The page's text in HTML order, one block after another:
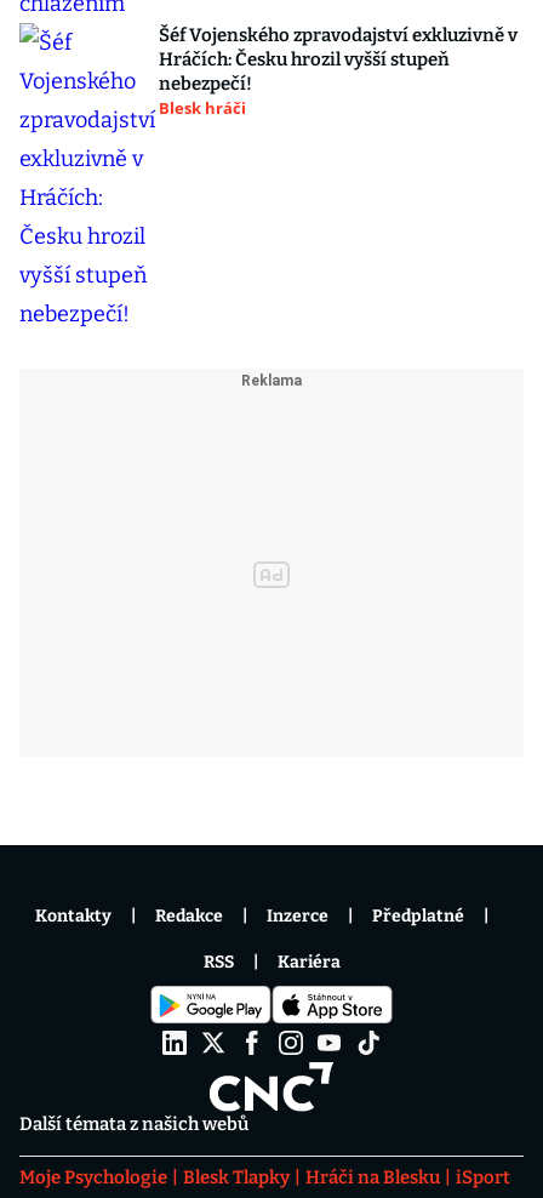
Šéf Vojenského zpravodajství exkluzivně v
Hráčích: Česku hrozil vyšší stupeň
nebezpečí!
Blesk hráči
Další témata z našich webů
Moje Psychologie Blesk Tlapky Hráči na Blesku
iSport
Kontakty Redakce Inzerce Předplatné
RSS Kariéra